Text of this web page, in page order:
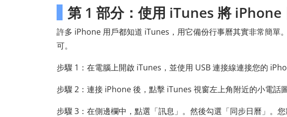
第 1 部分：使用 iTunes 將 iPhone
許多 iPhone 用戶都知道 iTunes，用它備份行事曆其實非常簡單
可。
步驟 1：在電腦上開啟 iTunes，並使用 USB 連接線連接您的
步驟 2：連接 iPhone 後，點擊 iTunes 視窗左上角附近的小電話圖
步驟 3：在側邊欄中，點選「訊息」。然後勾選「同步日曆」。